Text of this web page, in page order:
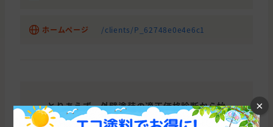
ホームページ /clients/P_62748e0e4e6c1
とりあえず、外壁塗装の適正価格診断から始
めてみませんか？
×